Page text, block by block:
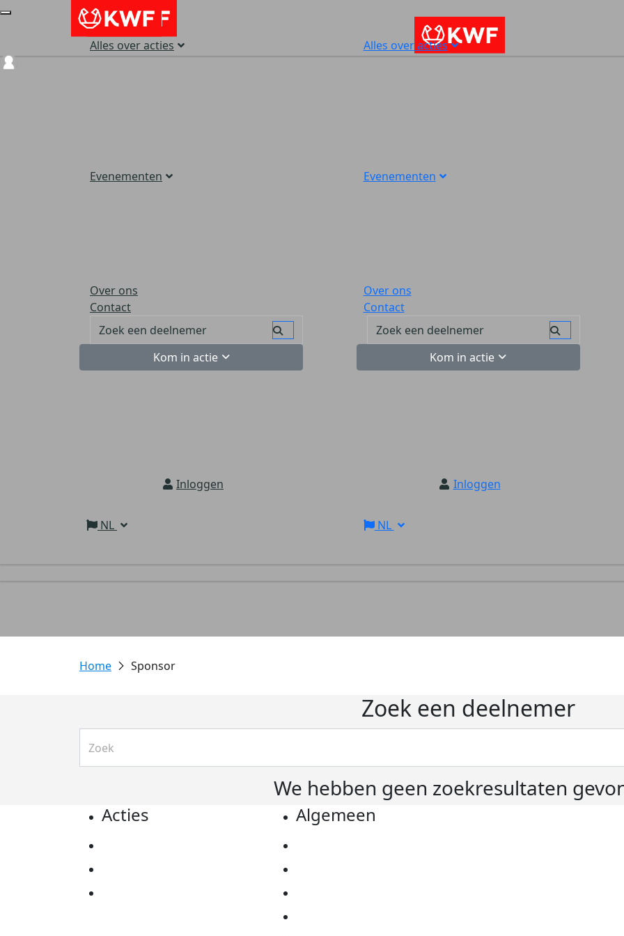
Alles over acties
Evenementen
Over ons
Contact
Kom in actie
Inloggen
NL
Alles over acties
Evenementen
Over ons
Contact
Kom in actie
Inloggen
NL
Sponsor
Zoek een deelnemer
We hebben geen zoekresultaten
Acties Algemeen